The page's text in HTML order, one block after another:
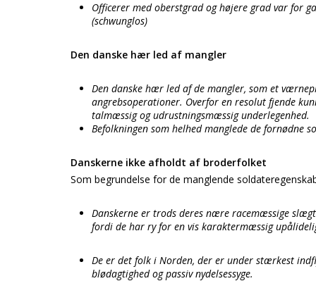
Officerer med oberstgrad og højere grad var for
(schwunglos)
Den danske hær led af mangler
Den danske hær led af de mangler, som et
angrebsoperationer. Overfor en resolut fjende
talmæssig og udrustningsmæssig underlegenhed.
Befolkningen som helhed manglede de fornødne
Danskerne ikke afholdt af broderfolket
Som begrundelse for de manglende
Danskerne er trods deres nære racemæssige
fordi de har ry for en vis karaktermæssig
De er det folk i Norden, der er under stærkest
blødagtighed og passiv nydelsessyge.